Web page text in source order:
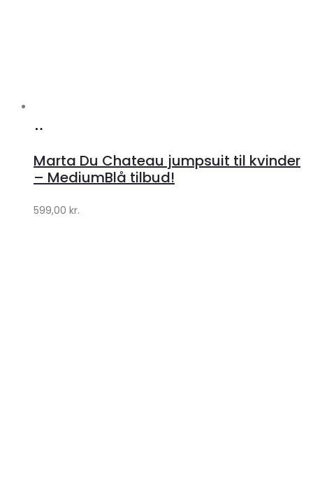
Klædeskabet.dk
Marta Du Chateau jumpsuit til kvinder
– MediumBlå tilbud!
599,00 kr.